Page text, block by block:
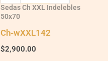
Sedas Ch XXL Indelebles
50x70
Ch-wXXL142
$2,900.00